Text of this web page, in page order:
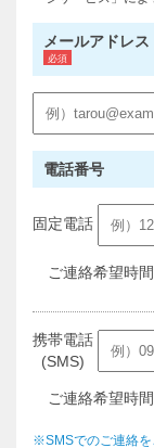
メールアドレス
電話番号
固定電話
ご連絡希望時
携帯電話
(SMS)
ご連絡希望時
※SMSでのご連絡を